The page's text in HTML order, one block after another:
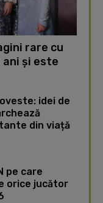
rare cu
ani și este
idei de
din viață
pe care
orice jucător